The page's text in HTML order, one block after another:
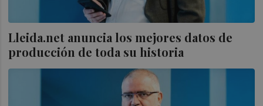
Lleida.net anuncia los mejores datos de
producción de toda su historia